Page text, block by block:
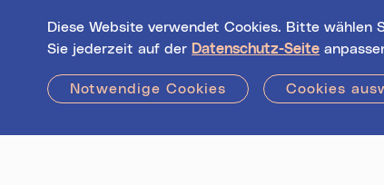
Diese Website verwendet Cookies. Bitte wählen
Sie jederzeit auf der Datenschutz-Seite
Notwendige Cookies Cookies
Veranstalter*innen
Hilfe / FAQs
in Linz.
Jetzt mitmachen!